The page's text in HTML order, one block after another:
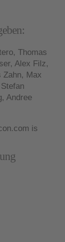
Thomas
Alex Filz,
Zahn, Max
Andree
is